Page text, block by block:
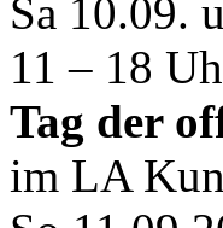
Sa 10.09.
11 – 18
Tag der
im LA